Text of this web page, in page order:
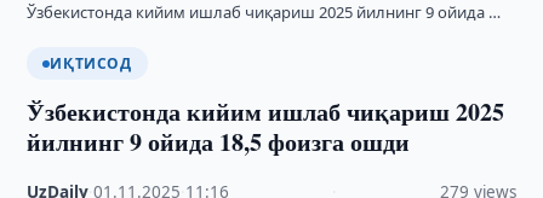
Ўзбекистонда кийим ишлаб чиқариш 2025 йилнинг 9 ойида …
ИҚТИСОД
Ўзбекистонда кийим ишлаб чиқариш 2025
йилнинг 9 ойида 18,5 фоизга ошди
UzDaily ·01.11.2025 11:16 279 views